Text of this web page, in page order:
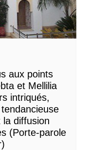
aux points
et Mellilia
intriqués,
la diffusion
(Porte-parole